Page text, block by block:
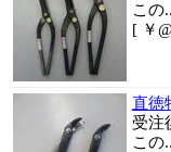
この
[ ￥
直徳
受注
この